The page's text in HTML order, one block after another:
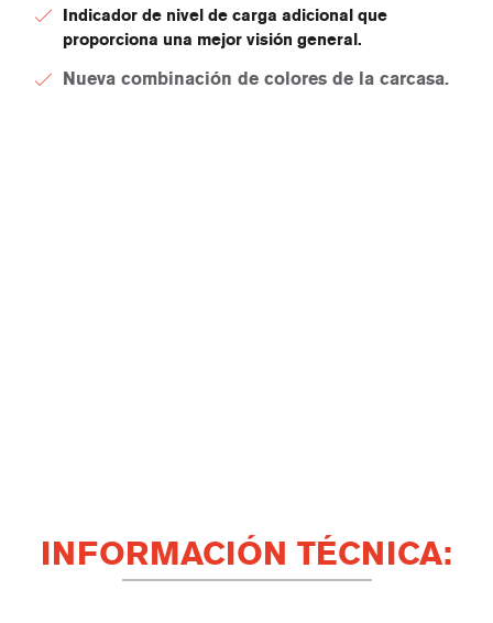
Indicador de nivel de carga adicional que
proporciona una mejor visión general.
Nueva combinación de colores de la carcasa.
INFORMACIÓN TÉCNICA: